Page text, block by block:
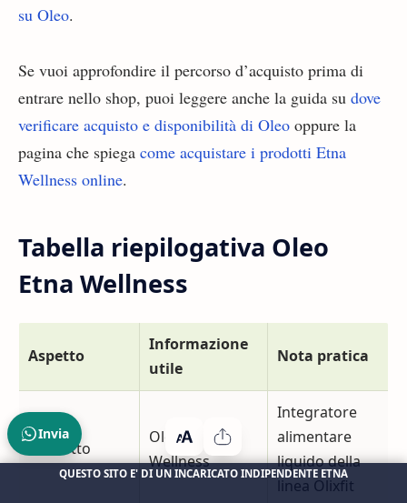
su Oleo.
Se vuoi approfondire il percorso d’acquisto prima di
entrare nello shop, puoi leggere anche la guida su dove
verificare acquisto e disponibilità di Oleo oppure la
pagina che spiega come acquistare i prodotti Etna
Wellness online.
Tabella riepilogativa Oleo
Etna Wellness
Aspetto
Informazione
utile
Nota pratica
Prodotto
Oleo Etna
Wellness
Integratore
alimentare
liquido della
linea Olixfit
Invia
QUESTO SITO E' DI UN INCARICATO INDIPENDENTE ETNA